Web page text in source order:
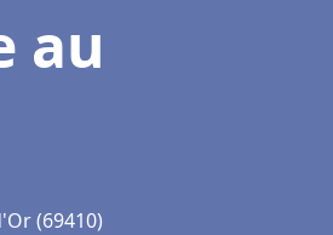
au
(69410)